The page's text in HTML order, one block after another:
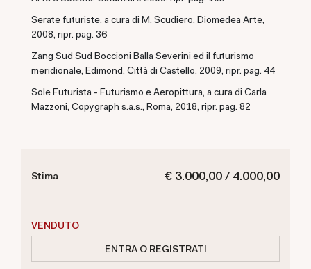
Serate futuriste, a cura di M. Scudiero, Diomedea Arte,
2008, ripr. pag. 36
Zang Sud Sud Boccioni Balla Severini ed il futurismo
meridionale, Edimond, Città di Castello, 2009, ripr. pag. 44
Sole Futurista - Futurismo e Aeropittura, a cura di Carla
Mazzoni, Copygraph s.a.s., Roma, 2018, ripr. pag. 82
€ 3.000,00 / 4.000,00
Stima
VENDUTO
ENTRA O REGISTRATI